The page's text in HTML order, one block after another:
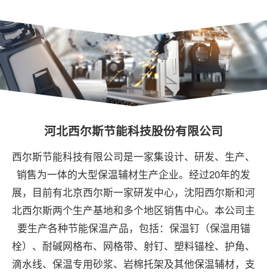
河北西尔斯节能科技股份有限公司
西尔斯节能科技有限公司是一家集设计、研发、生产、
销售为一体的大型保温辅材生产企业。经过20年的发
展，目前有北京西尔斯一家研发中心，沈阳西尔斯和河
北西尔斯两个生产基地和多个地区销售中心。本公司主
要生产各种节能保温产品，包括：保温钉（保温用锚
栓）、耐碱网格布、网格带、射钉、塑料锚栓、护角、
滴水线、保温专用砂浆、岩棉托架及其他保温辅材，支